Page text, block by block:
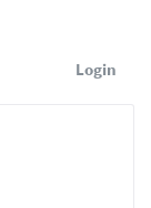
Login